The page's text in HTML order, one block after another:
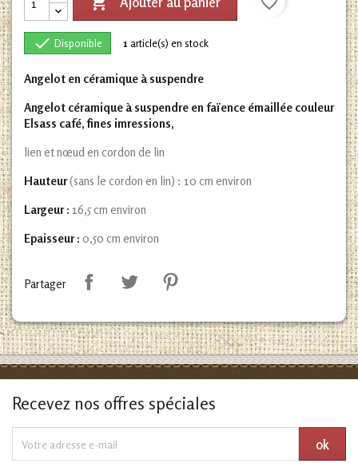
 Disponible 1 article(s) en stock
Angelot en céramique à suspendre
Angelot céramique à suspendre en faïence émaillée couleur
Elsass café, fines imressions,
lien et nœud en cordon de lin
Hauteur(sans le cordon en lin) : 10 cm environ
Largeur : 16,5 cm environ
Epaisseur : 0,50 cm environ
Partager
Recevez nos offres spéciales